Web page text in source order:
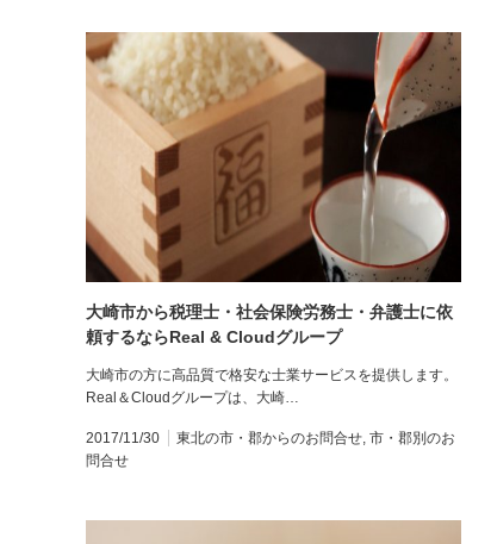
大崎市から税理士・社会保険労務士・弁護士に依
頼するならReal & Cloudグループ
大崎市の方に高品質で格安な士業サービスを提供します。
Real＆Cloudグループは、大崎…
2017/11/30 東北の市・郡からのお問合せ, 市・郡別のお
問合せ